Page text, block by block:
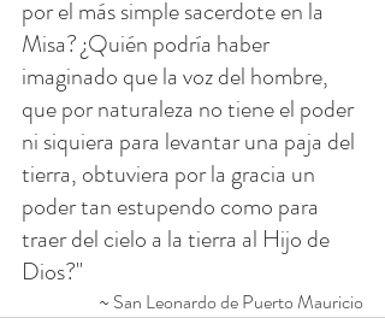
por el más simple sacerdote en la
Misa? ¿Quién podría haber
imaginado que la voz del hombre,
que por naturaleza no tiene el poder
ni siquiera para levantar una paja del
tierra, obtuviera por la gracia un
poder tan estupendo como para
traer del cielo a la tierra al Hijo de
Dios?"
~ San Leonardo de Puerto Mauricio